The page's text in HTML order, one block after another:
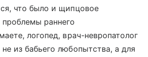
что было и щипцовое
раннего
логопед, врач-невропатолог
из бабьего любопытства, а для